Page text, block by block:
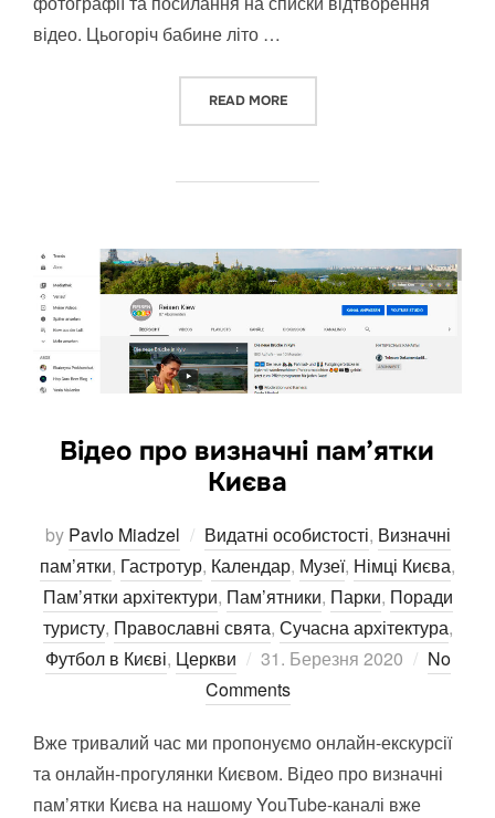
відео. Цьогоріч бабине літо …
READ MORE“ТОП-5 ДИВОВИЖНИХ
Відео про визначні пам’ятки
Києва
by Pavlo Miadzel Видатні особистості, Визначні
пам’ятки, Гастротур, Календар, Музеї, Німці Києва,
Пам’ятки архітектури, Пам’ятники, Парки, Поради
туристу, Православні свята, Сучасна архітектура,
Футбол в Києві, Церкви
Posted
on
31. Березня 2020
No
Comments
Вже тривалий час ми пропонуємо онлайн-екскурсії
та онлайн-прогулянки Києвом. Відео про визначні
пам’ятки Києва на нашому YouTube-каналі вже